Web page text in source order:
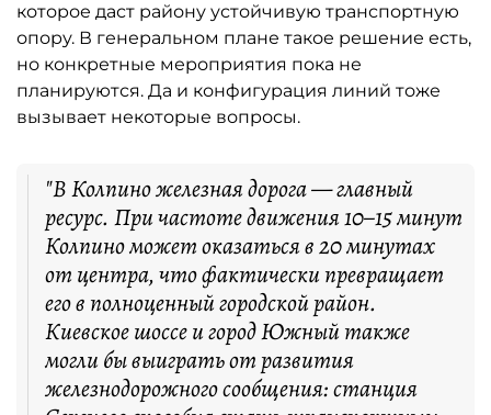
которое даст району устойчивую транспортную
опору. В генеральном плане такое решение есть,
но конкретные мероприятия пока не
планируются. Да и конфигурация линий тоже
вызывает некоторые вопросы.
"В Колпино железная дорога — главный
ресурс. При частоте движения 10–15 минут
Колпино может оказаться в 20 минутах
от центра, что фактически превращает
его в полноценный городской район.
Киевское шоссе и город Южный также
могли бы выиграть от развития
железнодорожного сообщения: станция